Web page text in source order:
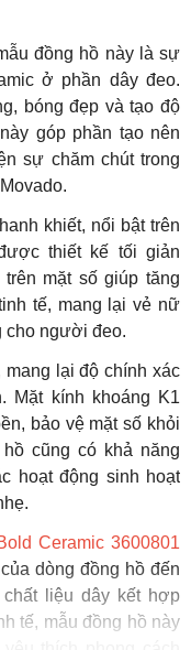
đồng hồ này là sự
ở phần dây đeo.
bóng đẹp và tạo độ
góp phần tạo nên
sự chăm chút trong
khiết, nổi bật trên
thiết kế tối giản
mặt số giúp tăng
tế, mang lại vẻ nữ
cho người đeo.
lại độ chính xác
Mặt kính khoáng K1
bảo vệ mặt số khỏi
cũng có khả năng
hoạt động sinh hoạt
Ceramic 3600801
dòng đồng hồ đến
liệu dây kết hợp
tế, mẫu đồng hồ này